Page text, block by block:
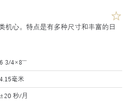
机心。特点是有多种尺寸和丰富的日
6 3/4×8’’’
4.15毫米
±20 秒/月